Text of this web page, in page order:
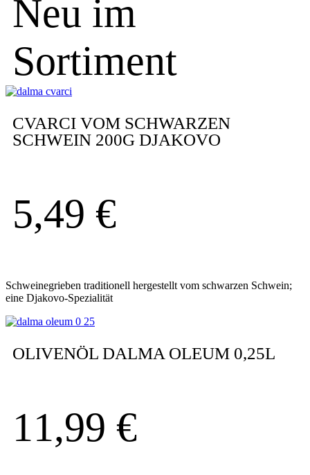
Neu im
Sortiment
CVARCI VOM SCHWARZEN
SCHWEIN 200G DJAKOVO
5,49 €
Schweinegrieben traditionell hergestellt vom schwarzen Schwein;
eine Djakovo-Spezialität
OLIVENÖL DALMA OLEUM 0,25L
11,99 €